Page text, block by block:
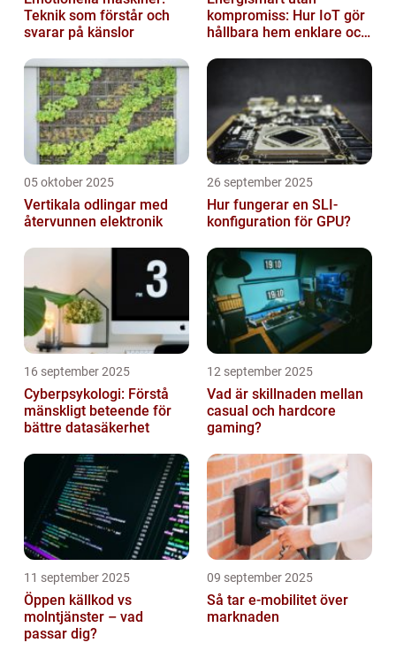
Teknik som förstår och
svarar på känslor
kompromiss: Hur IoT gör
hållbara hem enklare och
05 oktober 2025
Vertikala odlingar med
återvunnen elektronik
26 september 2025
Hur fungerar en SLI-
konfiguration för GPU?
16 september 2025
Cyberpsykologi: Förstå
mänskligt beteende för
bättre datasäkerhet
12 september 2025
Vad är skillnaden mellan
casual och hardcore
gaming?
11 september 2025
Öppen källkod vs
molntjänster – vad
passar dig?
09 september 2025
Så tar e-mobilitet över
marknaden